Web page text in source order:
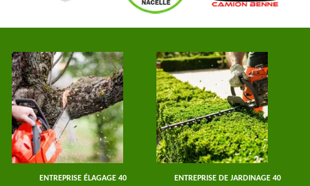
ENTREPRISE ÉLAGAGE 40 ENTREPRISE DE JARDINAGE 40